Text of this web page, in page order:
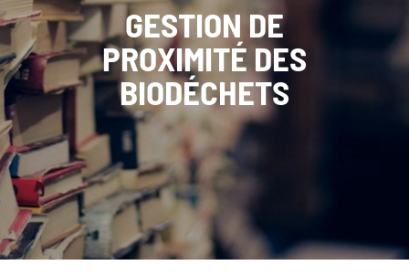
Gouvernance
Transparence
Nos
partenaires
Nos réseaux
Rapport
d’activité
Nos
expertises
Offres de
services
GESTION DE
PROXIMITÉ DES
BIODÉCHETS